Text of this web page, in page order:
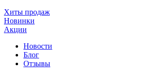
Хиты продаж
Новинки
Акции
Новости
Блог
Отзывы